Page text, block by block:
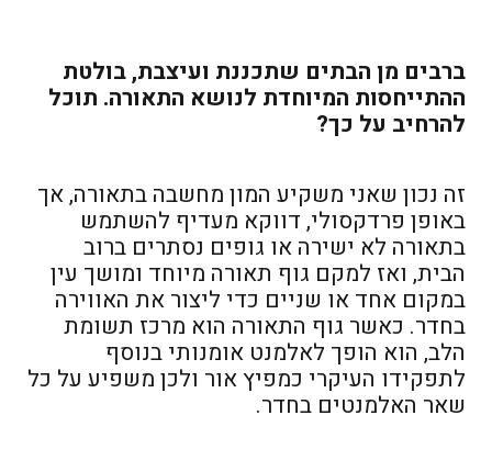
ברבים מן הבתים שתכננת ועיצבת, בולטת
ההתייחסות המיוחדת לנושא התאורה. תוכל
להרחיב על כך?
זה נכון שאני משקיע המון מחשבה בתאורה, אך
באופן פרדקסולי, דווקא מעדיף להשתמש
בתאורה לא ישירה או גופים נסתרים ברוב
הבית, ואז למקם גוף תאורה מיוחד ומושך עין
במקום אחד או שניים כדי ליצור את האווירה
בחדר. כאשר גוף התאורה הוא מרכז תשומת
הלב, הוא הופך לאלמנט אומנותי בנוסף
לתפקידו העיקרי כמפיץ אור ולכן משפיע על כל
שאר האלמנטים בחדר.